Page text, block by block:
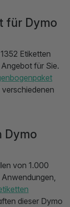
für Dymo
Etiketten
für Sie.
verschiedenen
Dymo
von 1.000
dieser Dymo